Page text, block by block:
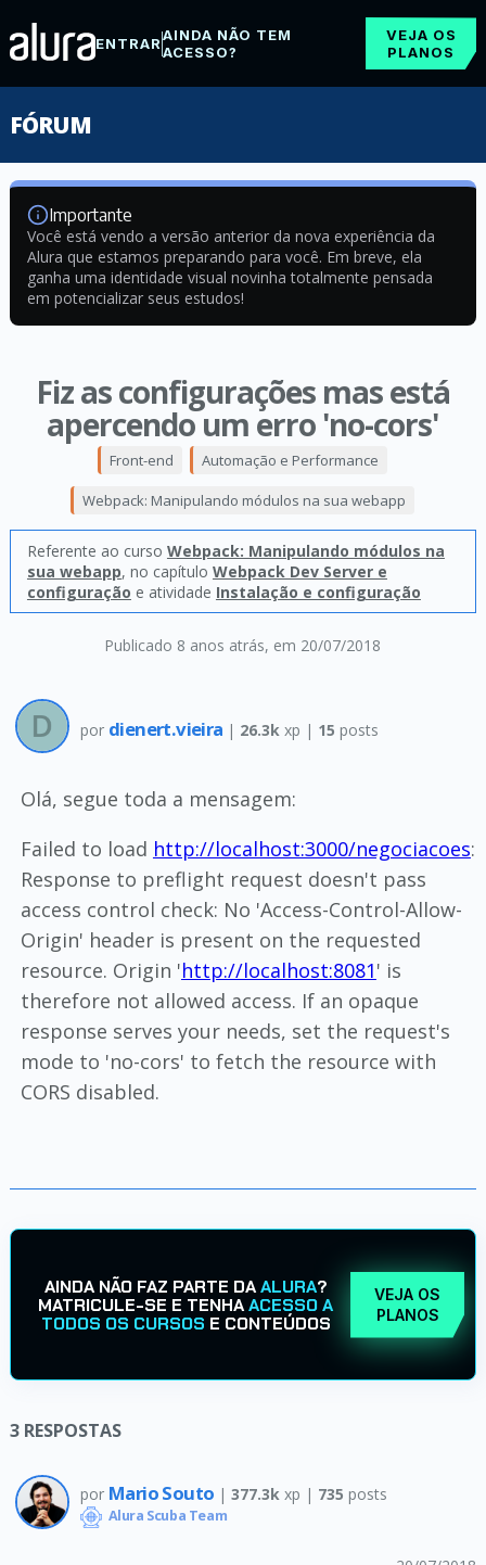
ENTRARAINDA NÃO TEM
ACESSO?
VEJA OS
PLANOS
FÓRUM
Importante
Você está vendo a versão anterior da nova experiência da
Alura que estamos preparando para você. Em breve, ela
ganha uma identidade visual novinha totalmente pensada
em potencializar seus estudos!
Fiz as configurações mas está
apercendo um erro 'no-cors'
Publicado 8 anos atrás, em 20/07/2018
Front-end Automação e Performance
Webpack: Manipulando módulos na sua webapp
Referente ao curso Webpack: Manipulando módulos na
sua webapp, no capítulo Webpack Dev Server e
configuração e atividade Instalação e configuração
por dienert.vieira | 26.3k xp | 15 posts
Olá, segue toda a mensagem:
Failed to load http://localhost:3000/negociacoes:
Response to preflight request doesn't pass
access control check: No 'Access-Control-Allow-
Origin' header is present on the requested
resource. Origin 'http://localhost:8081' is
therefore not allowed access. If an opaque
response serves your needs, set the request's
mode to 'no-cors' to fetch the resource with
CORS disabled.
AINDA NÃO FAZ PARTE DAALURA?
MATRICULE-SE E TENHAACESSO A
TODOS OS CURSOS E CONTEÚDOS
VEJA OS
PLANOS
3 RESPOSTAS
por Mario Souto | 377.3k xp | 735 posts
Alura Scuba Team